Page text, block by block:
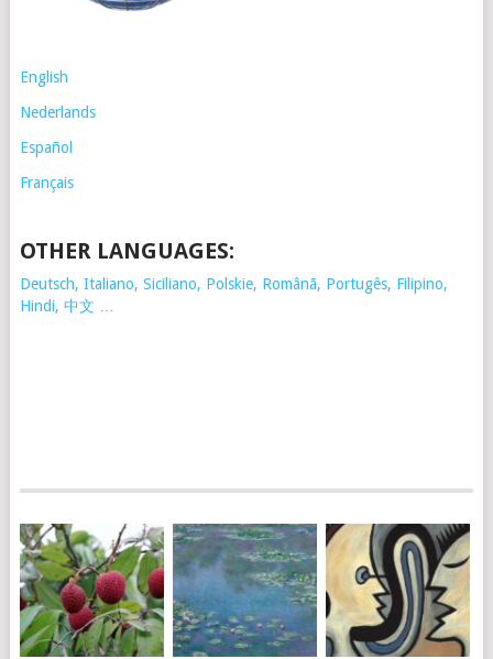
English
Nederlands
Español
Français
OTHER LANGUAGES:
Deutsch, Italiano, Siciliano, Polskie, Românã, Portugês, Filipino,
Hindi, 中文 …